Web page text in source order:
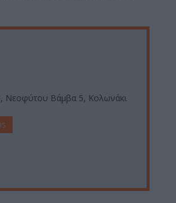
Νεοφύτου Βάμβα 5, Κολωνάκι